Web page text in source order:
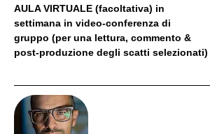
AULA VIRTUALE (facoltativa) in
settimana in video-conferenza di
gruppo (per una lettura, commento &
post-produzione degli scatti selezionati)